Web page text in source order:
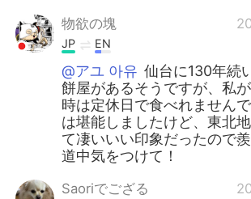
物欲の塊
JP EN
@アユ 아유 仙台に130年続
餅屋があるそうですが、私
時は定休日で食べれません
は堪能しましたけど、東北
て凄いいい印象だったので
道中気をつけて！
Saoriでござる